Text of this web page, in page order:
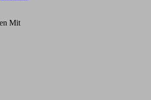
Mit